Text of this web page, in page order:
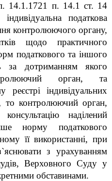
14.1.1721 п. 14.1 ст. 14
податкова
контролюючого органу,
щодо практичного
податкового та іншого
за дотриманням якого
орган, та
реєстрі індивідуальних
то контролюючий орган,
наділений
норму податкового
її використанні, при
з урахуванням
Верховного Суду у
обставинами.